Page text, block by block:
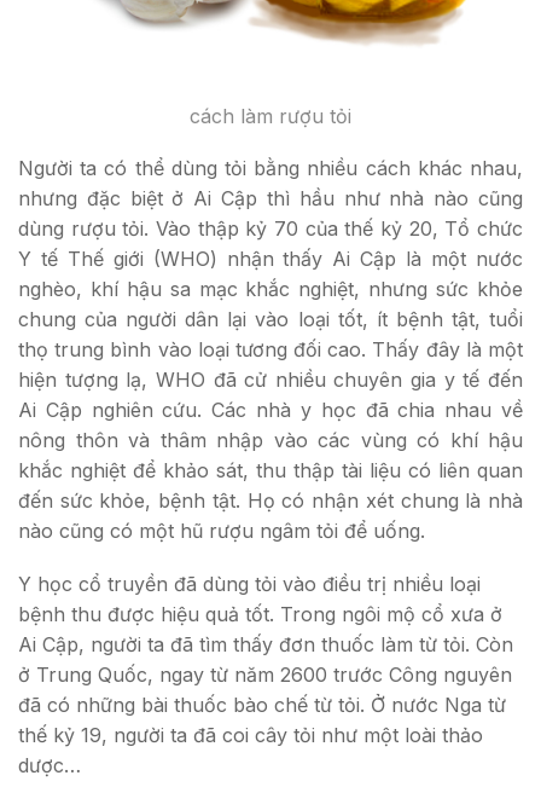
cách làm rượu tỏi
Người ta có thể dùng tỏi bằng nhiều cách khác nhau,
nhưng đặc biệt ở Ai Cập thì hầu như nhà nào cũng
dùng rượu tỏi. Vào thập kỷ 70 của thế kỷ 20, Tổ chức
Y tế Thế giới (WHO) nhận thấy Ai Cập là một nước
nghèo, khí hậu sa mạc khắc nghiệt, nhưng sức khỏe
chung của người dân lại vào loại tốt, ít bệnh tật, tuổi
thọ trung bình vào loại tương đối cao. Thấy đây là một
hiện tượng lạ, WHO đã cử nhiều chuyên gia y tế đến
Ai Cập nghiên cứu. Các nhà y học đã chia nhau về
nông thôn và thâm nhập vào các vùng có khí hậu
khắc nghiệt để khảo sát, thu thập tài liệu có liên quan
đến sức khỏe, bệnh tật. Họ có nhận xét chung là nhà
nào cũng có một hũ rượu ngâm tỏi để uống.
Y học cổ truyền đã dùng tỏi vào điều trị nhiều loại
bệnh thu được hiệu quả tốt. Trong ngôi mộ cổ xưa ở
Ai Cập, người ta đã tìm thấy đơn thuốc làm từ tỏi. Còn
ở Trung Quốc, ngay từ năm 2600 trước Công nguyên
đã có những bài thuốc bào chế từ tỏi. Ở nước Nga từ
thế kỷ 19, người ta đã coi cây tỏi như một loài thảo
dược…